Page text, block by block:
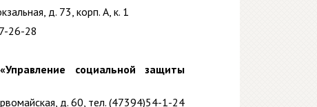
д. 73, корп. А, к. 1
26-28
социальной защиты
д. 60, тел. (47394)54-1-24